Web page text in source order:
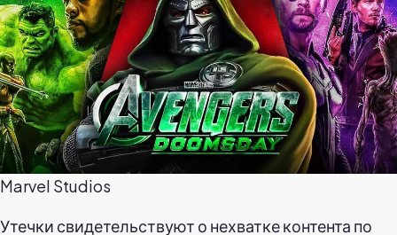
Marvel Studios
Утечки свидетельствуют о нехватке контента по